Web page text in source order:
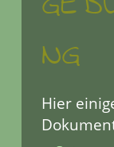
NG
Hier